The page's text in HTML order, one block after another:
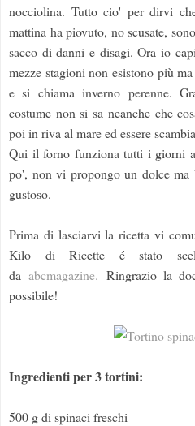
nocciolina. Tutto cio' per dirvi
mattina ha piovuto, no scusate,
sacco di danni e disagi. Ora io
mezze stagioni non esistono più
e si chiama inverno perenne.
costume non si sa neanche che
poi in riva al mare ed essere
Qui il forno funziona tutti i giorni
po', non vi propongo un dolce ma
gustoso.
Prima di lasciarvi la ricetta vi
Kilo di Ricette é stato
daabcmagazine. Ringrazio la
possibile!
Ingredienti per 3 tortini:
500 g di spinaci freschi